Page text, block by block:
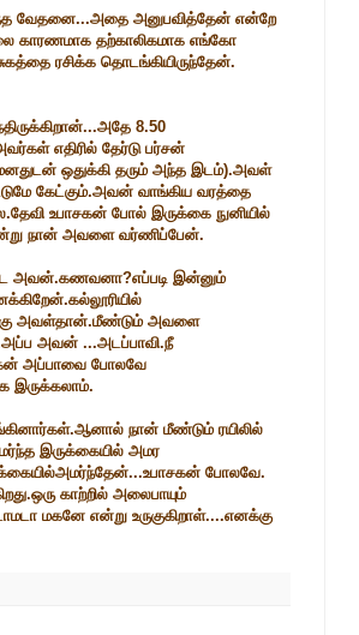
அந்த வேதனை...அதை அனுபவித்தேன் என்றே
காரணமாக தற்காலிகமாக எங்கோ
ரசிக்க தொடங்கியிருந்தேன்.
8.50
எதிரில் தேர்டு பர்சன்
ஒதுக்கி தரும் அந்த இடம்).அவள்
கேட்கும்.அவன் வாங்கிய வரத்தை
உபாசகன் போல் இருக்கை நுனியில்
நான் அவளை வர்ணிப்பேன்.
அவன்.கணவனா?எப்படி இன்னும்
அவள்தான்.மீண்டும் அவளை
அவன் ...அடப்பாவி.நீ
அப்பாவை போலவே
இருக்கலாம்.
நான் மீண்டும் ரயிலில்
இருக்கையில் அமர
போலவே.
காற்றில் அலைபாயும்
மகனே என்று உருகுகிறாள்....எனக்கு